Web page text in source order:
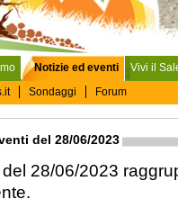
Notizie ed eventi
Sondaggi Forum
Vivi il
del 28/06/2023
28/06/2023